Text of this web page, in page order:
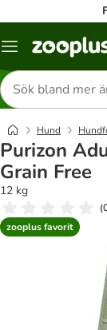
Katalogmeny
Sök
efter
produkter
Hund
Purizon
Grain Free
12 kg
(
zooplus favorit